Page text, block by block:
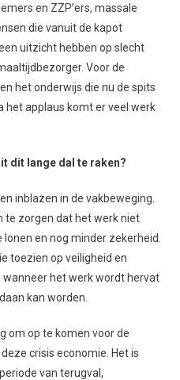
en ZZP’ers, massale
die vanuit de kapot
uitzicht hebben op slecht
Voor de
het onderwijs die nu de spits
het applaus komt er veel werk
dit lange dal te raken?
inblazen in de vakbeweging.
te zorgen dat het werk niet
en nog minder zekerheid.
toezien op veiligheid en
het werk wordt hervat
kan worden.
om op te komen voor de
crisis economie. Het is
van terugval,